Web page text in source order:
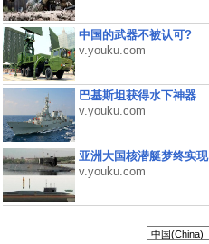
中国的武器不被认可?
v.youku.com
巴基斯坦获得水下神器
v.youku.com
亚洲大国核潜艇梦终实现
v.youku.com